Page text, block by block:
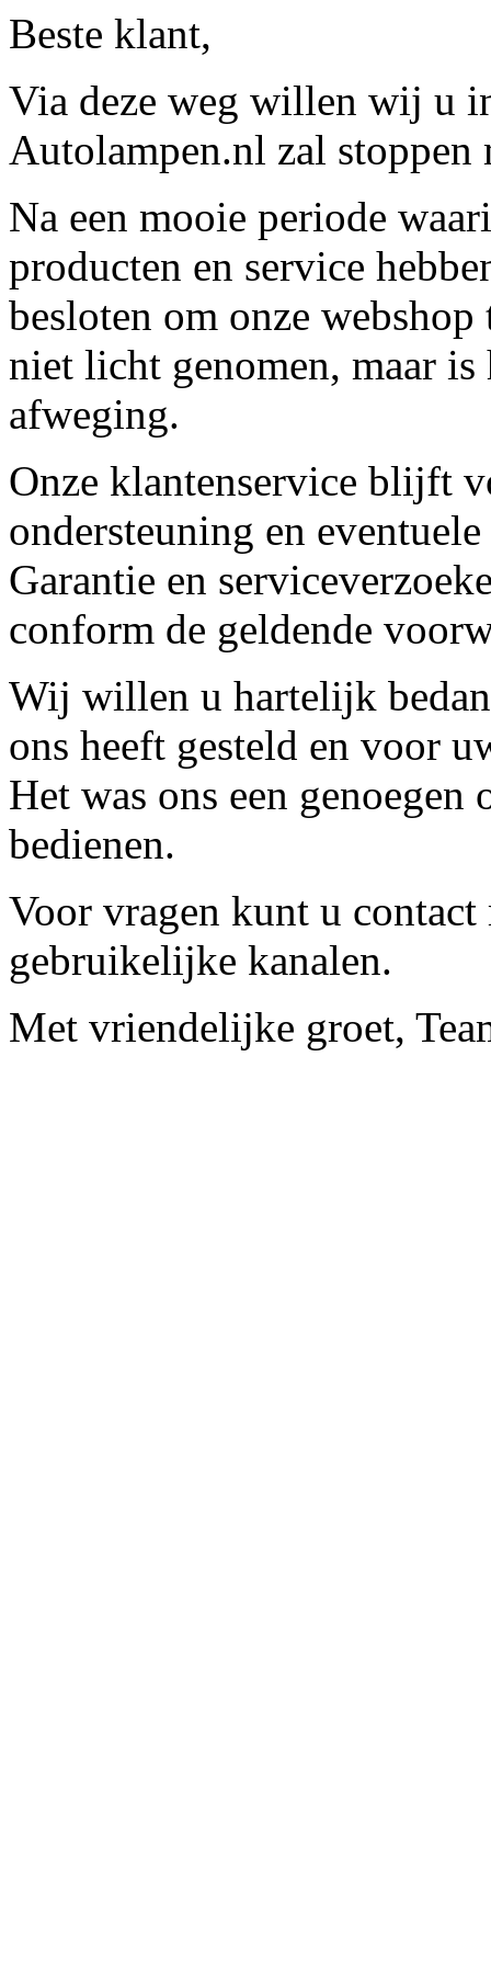
Beste klant,
Via deze weg willen wij u
Autolampen.nl zal stoppen
Na een mooie periode
producten en service
besloten om onze
niet licht genomen, maar
afweging.
Onze klantenservice blijft
ondersteuning en
Garantie en
conform de geldende
Wij willen u hartelijk
ons heeft gesteld en voor
Het was ons een
bedienen.
Voor vragen kunt u contact
gebruikelijke kanalen.
Met vriendelijke groet,